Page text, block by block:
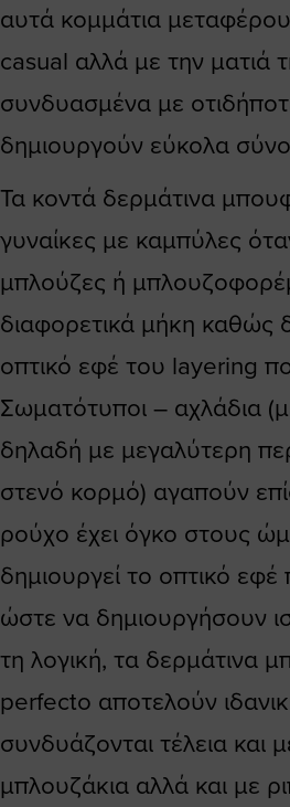
αυτά κομμάτια
casual αλλά με την ματιά
συνδυασμένα με
δημιουργούν εύκολα
Τα κοντά δερμάτινα
γυναίκες με καμπύλες
μπλούζες ή
διαφορετικά μήκη καθώς
οπτικό εφέ του layering
Σωματότυποι – αχλάδια
δηλαδή με μεγαλύτερη
στενό κορμό) αγαπούν
ρούχο έχει όγκο στους
δημιουργεί το οπτικό
ώστε να δημιουργήσουν
τη λογική, τα δερμάτινα
perfecto αποτελούν
συνδυάζονται τέλεια και
μπλουζάκια αλλά και με